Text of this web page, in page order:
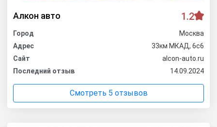
Алкон авто 1.2
Город
Москва
Адрес
33км МКАД, 6с6
Сайт
alcon-auto.ru
Последний отзыв
14.09.2024
Смотреть 5 отзывов